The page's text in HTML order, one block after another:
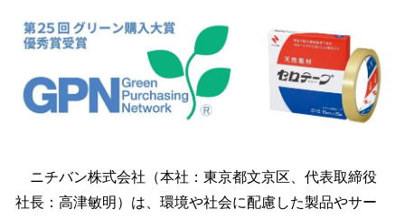
！
数
読
み
で
す
ニチバン株式会社（本社：東京都文京区、代表取締役
社長：高津敏明）は、環境や社会に配慮した製品やサー